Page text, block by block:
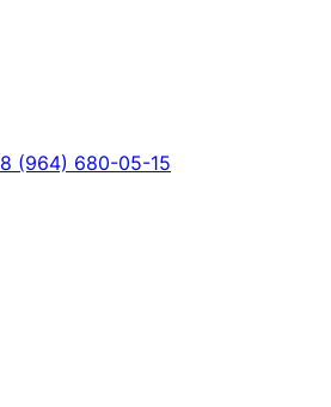
8 (964) 680-05-15